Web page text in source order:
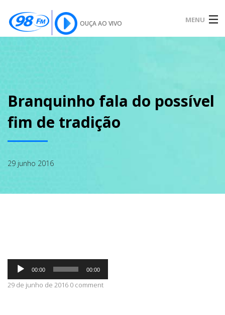
OUÇA AO VIVO MENU
SOBRE
PODCAST
CONTATO
Branquinho fala do possível
fim de tradição
29 junho 2016
Tocador
áudio
00:00 00:00
29 de junho de 2016 0 comment